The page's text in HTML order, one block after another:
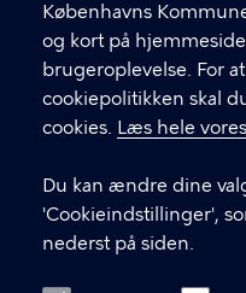
Københavns
og kort på
brugeroplevelse. For
cookiepolitikken skal
cookies. Læs hele
Du kan ændre dine
'Cookieindstillinger',
nederst på siden.
Barndom i
og rusmidler
KONTAKT